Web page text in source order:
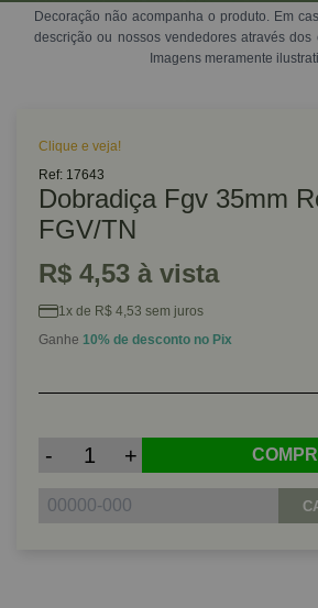
Decoração não acompanha o produto. Em
descrição ou nossos vendedores através dos
Imagens meramente
Clique e veja!
Ref: 17643
Dobradiça Fgv 35mm
FGV/TN
R$ 4,53 à vista
1x de R$ 4,53 sem juros
Ganhe 10% de desconto no Pix
- +